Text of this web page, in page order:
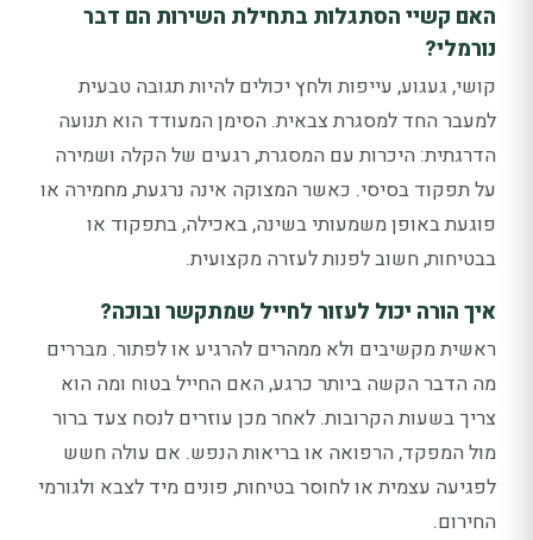
האם קשיי הסתגלות בתחילת השירות הם דבר
נורמלי?
קושי, געגוע, עייפות ולחץ יכולים להיות תגובה טבעית
למעבר החד למסגרת צבאית. הסימן המעודד הוא תנועה
הדרגתית: היכרות עם המסגרת, רגעים של הקלה ושמירה
על תפקוד בסיסי. כאשר המצוקה אינה נרגעת, מחמירה או
פוגעת באופן משמעותי בשינה, באכילה, בתפקוד או
בבטיחות, חשוב לפנות לעזרה מקצועית.
איך הורה יכול לעזור לחייל שמתקשר ובוכה?
ראשית מקשיבים ולא ממהרים להרגיע או לפתור. מבררים
מה הדבר הקשה ביותר כרגע, האם החייל בטוח ומה הוא
צריך בשעות הקרובות. לאחר מכן עוזרים לנסח צעד ברור
מול המפקד, הרפואה או בריאות הנפש. אם עולה חשש
לפגיעה עצמית או לחוסר בטיחות, פונים מיד לצבא ולגורמי
החירום.